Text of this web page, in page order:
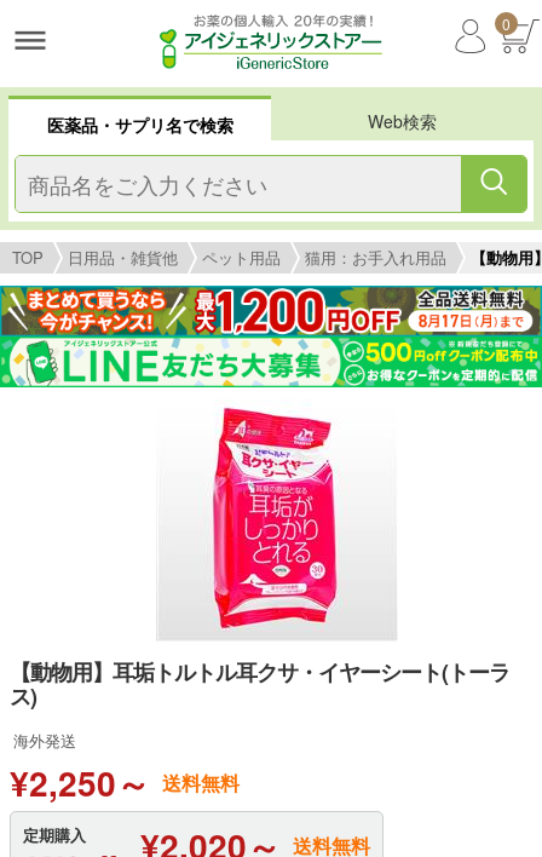
0
医薬品・サプリ名で検索 Web検索
TOP 日用品・雑貨他 ペット用品 猫用：お手入れ用品 【動物
【動物用】耳垢トルトル耳クサ・イヤーシート(トーラ
ス)
海外発送
¥2,250～ 送料無料
定期購入 ¥2,020～ 送料無料